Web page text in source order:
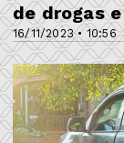
16/11/2023 • 10:56
de drogas